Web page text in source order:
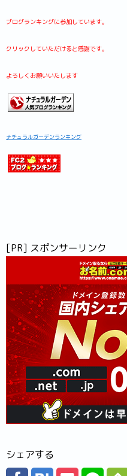
ブログランキングに参加しています。
クリックしていただけると感謝です。
よろしくお願いいたします
ナチュラルガーデンランキング
[PR] スポンサーリンク
シェアする